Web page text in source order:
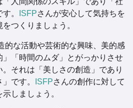
。
ISFPさんが安心して気持ちを
つくりましょう。
的な活動や芸術的な興味、美的感
」「時間のムダ」とがっかりさせ
。それは「美しさの創造」であり
です。
ISFPさんの創作に対して
しましょう。